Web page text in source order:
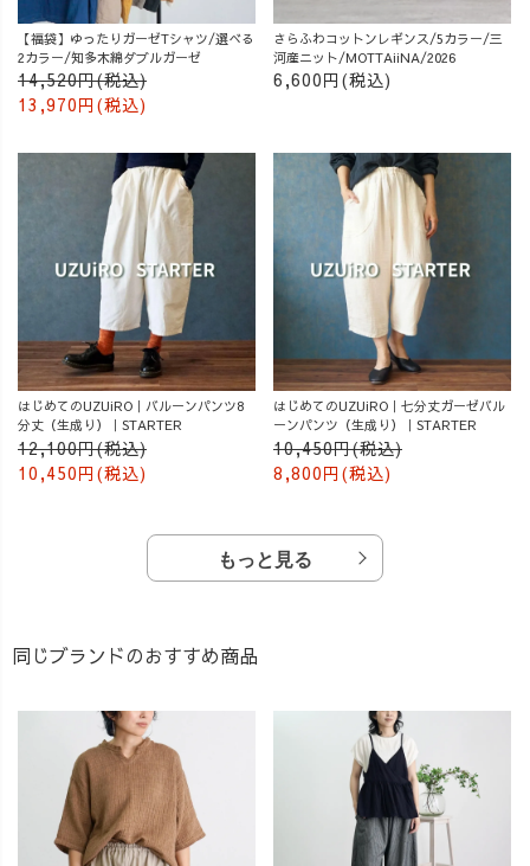
【福袋】ゆったりガーゼTシャツ/選べる
2カラー/知多木綿ダブルガーゼ
14,520円(税込)
13,970円(税込)
さらふわコットンレギンス/5カラー/三
河産ニット/MOTTAiiNA/2026
6,600円(税込)
はじめてのUZUiRO｜バルーンパンツ8
分丈（生成り）｜STARTER
12,100円(税込)
10,450円(税込)
はじめてのUZUiRO｜七分丈ガーゼバル
ーンパンツ（生成り）｜STARTER
10,450円(税込)
8,800円(税込)
もっと見る
同じブランドのおすすめ商品